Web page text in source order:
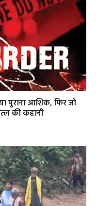
पुराना आशिक, फिर जो
की कहानी